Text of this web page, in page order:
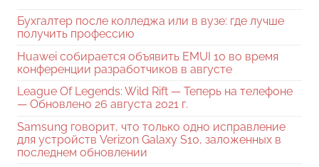
Бухгалтер после колледжа или в вузе: где лучше
получить профессию
Huawei собирается объявить EMUI 10 во время
конференции разработчиков в августе
League Of Legends: Wild Rift — Теперь на телефоне
— Обновлено 26 августа 2021 г.
Samsung говорит, что только одно исправление
для устройств Verizon Galaxy S10, заложенных в
последнем обновлении